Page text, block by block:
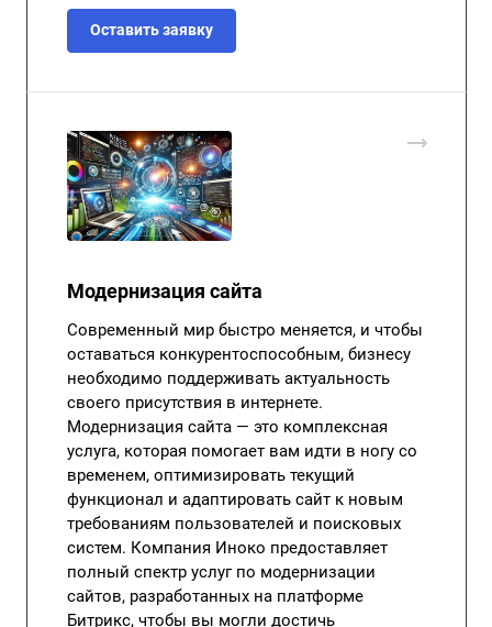
Оставить заявку
Модернизация сайта
Современный мир быстро меняется, и чтобы
оставаться конкурентоспособным, бизнесу
необходимо поддерживать актуальность
своего присутствия в интернете.
Модернизация сайта — это комплексная
услуга, которая помогает вам идти в ногу со
временем, оптимизировать текущий
функционал и адаптировать сайт к новым
требованиям пользователей и поисковых
систем. Компания Иноко предоставляет
полный спектр услуг по модернизации
сайтов, разработанных на платформе
Битрикс, чтобы вы могли достичь